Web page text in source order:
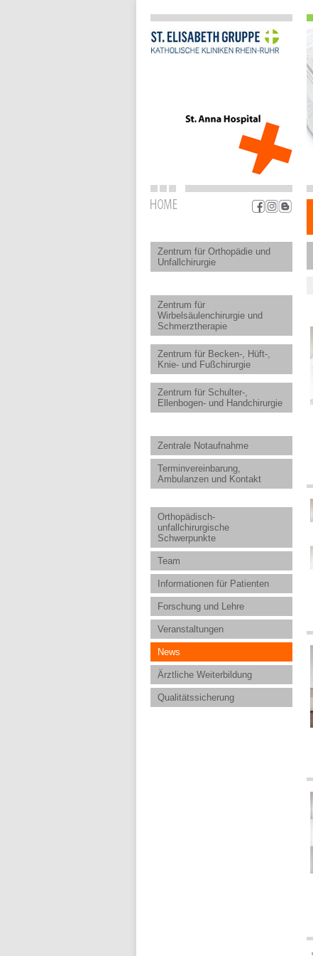
Zentrum für Orthopädie und
Unfallchirurgie
Zentrum für
Wirbelsäulenchirurgie und
Schmerztherapie
Zentrum für Becken-, Hüft-,
Knie- und Fußchirurgie
Zentrum für Schulter-,
Ellenbogen- und Handchirurgie
Zentrale Notaufnahme
Terminvereinbarung,
Ambulanzen und Kontakt
Orthopädisch-
unfallchirurgische
Schwerpunkte
Team
Informationen für Patienten
Forschung und Lehre
Veranstaltungen
News
Ärztliche Weiterbildung
Qualitätssicherung